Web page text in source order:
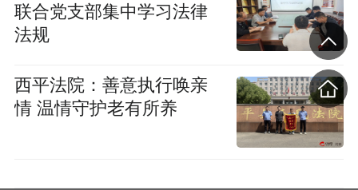
联合党支部集中学习法律
法规
​西平法院：善意执行唤亲
情 温情守护老有所养